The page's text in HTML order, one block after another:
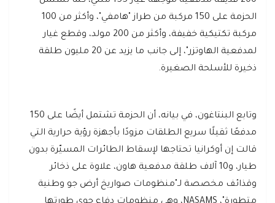
الحزمة على 150 مركبة من طراز "هامفي"، وأكثر من 100
مركبة تكتيكية خفيفة، وأكثر من 200 مولد، وقطع غيار
لمدفعية الهاوتزر"، إلى جانب ما يزيد عن 20 مليون طلقة
ذخيرة للأسلحة الصغيرة.
وتابع البنتاغون، في بيانه، أن الحزمة تشتمل أيضًا على 150
مدفعًا ثقيلًا سريع الطلقات مزودًا بأجهزة رؤية حرارية التي
قالت إن أوكرانيا تحتاجها لإسقاط الطائرات المسيّرة بدون
طيار، و10 آلاف طلقة مدفعية هاون، علاوة على ذخائر
وقذائف مخصصة لـ"منظومات صواريخ أرض جو وطنية